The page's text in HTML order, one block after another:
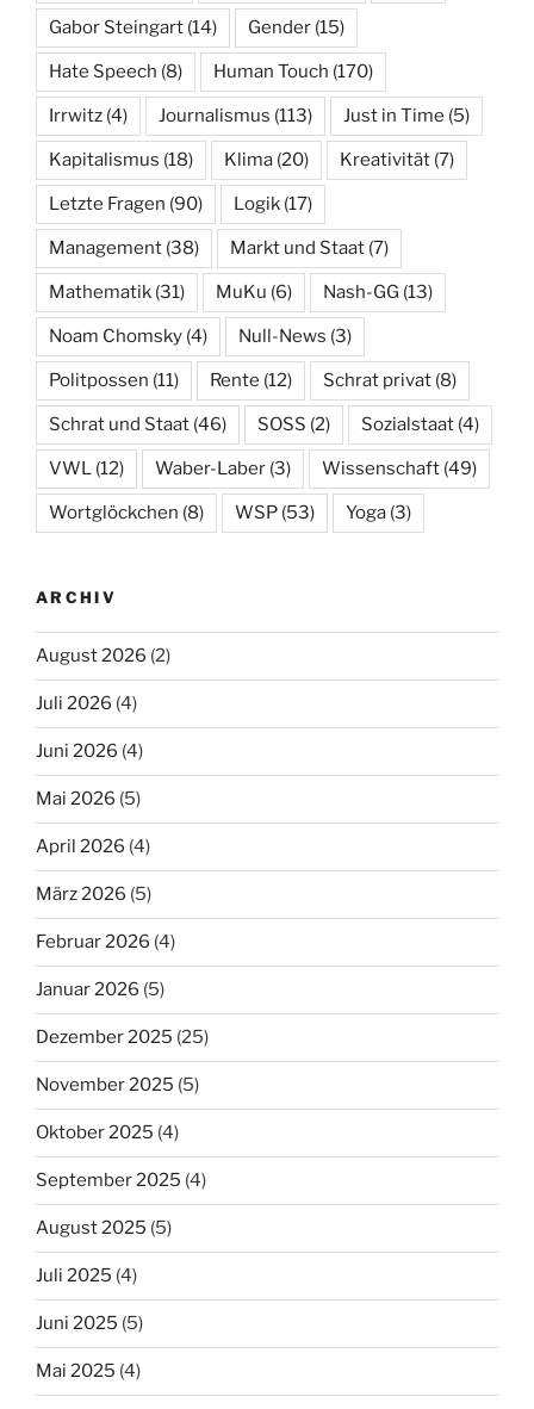
Gabor Steingart (14) Gender (15)
Hate Speech (8) Human Touch (170)
Irrwitz (4) Journalismus (113) Just in Time (5)
Kapitalismus (18) Klima (20) Kreativität (7)
Letzte Fragen (90) Logik (17)
Management (38) Markt und Staat (7)
Mathematik (31) MuKu (6) Nash-GG (13)
Noam Chomsky (4) Null-News (3)
Politpossen (11) Rente (12) Schrat privat (8)
Schrat und Staat (46) SOSS (2) Sozialstaat (4)
VWL (12) Waber-Laber (3) Wissenschaft (49)
Wortglöckchen (8) WSP (53) Yoga (3)
ARCHIV
August 2026 (2)
Juli 2026 (4)
Juni 2026 (4)
Mai 2026 (5)
April 2026 (4)
März 2026 (5)
Februar 2026 (4)
Januar 2026 (5)
Dezember 2025 (25)
November 2025 (5)
Oktober 2025 (4)
September 2025 (4)
August 2025 (5)
Juli 2025 (4)
Juni 2025 (5)
Mai 2025 (4)